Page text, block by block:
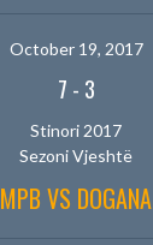
October 19, 2017
7 - 3
Stinori 2017
Sezoni Vjeshtë
MPB VS DOGANA